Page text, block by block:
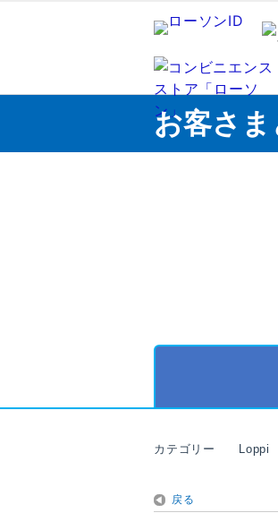
お客さ
カテゴリー Loppi
戻る